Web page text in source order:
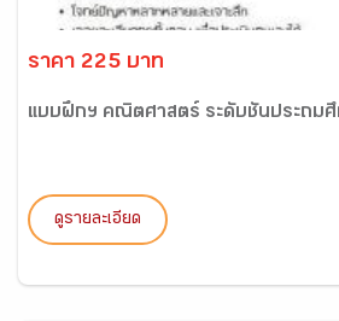
ราคา 225 บาท
แบบฝึกฯ คณิตศาสตร์ ระดับชั้นประถมศึ
ดูรายละเอียด